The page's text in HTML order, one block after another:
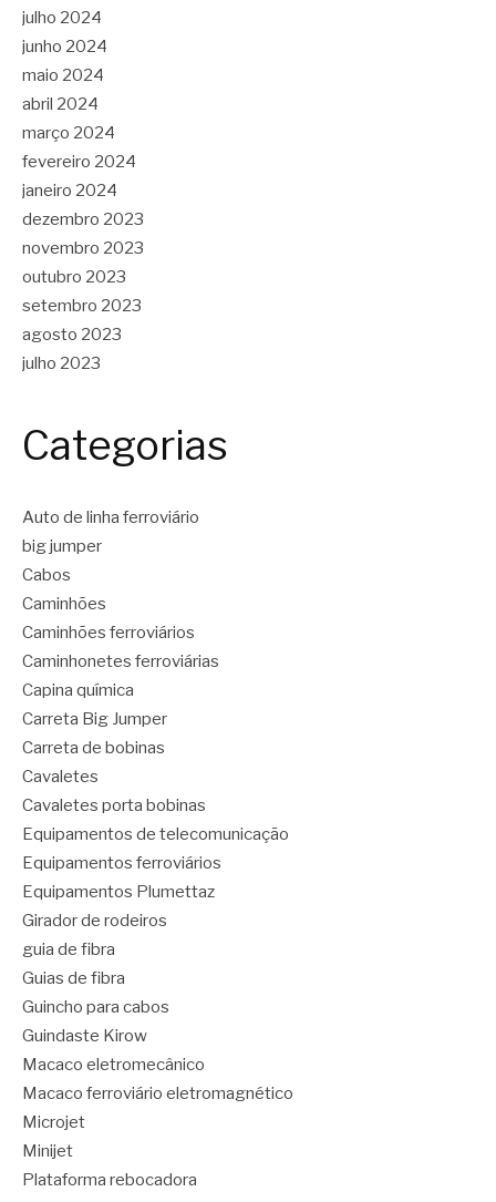
julho 2024
junho 2024
maio 2024
abril 2024
março 2024
fevereiro 2024
janeiro 2024
dezembro 2023
novembro 2023
outubro 2023
setembro 2023
agosto 2023
julho 2023
Categorias
Auto de linha ferroviário
big jumper
Cabos
Caminhões
Caminhões ferroviários
Caminhonetes ferroviárias
Capina química
Carreta Big Jumper
Carreta de bobinas
Cavaletes
Cavaletes porta bobinas
Equipamentos de telecomunicação
Equipamentos ferroviários
Equipamentos Plumettaz
Girador de rodeiros
guia de fibra
Guias de fibra
Guincho para cabos
Guindaste Kirow
Macaco eletromecânico
Macaco ferroviário eletromagnético
Microjet
Minijet
Plataforma rebocadora